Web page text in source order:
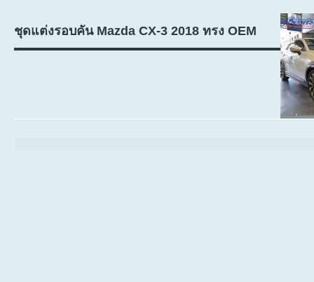
ชุดแต่งรอบคัน Mazda CX-3 2018 ทรง OEM